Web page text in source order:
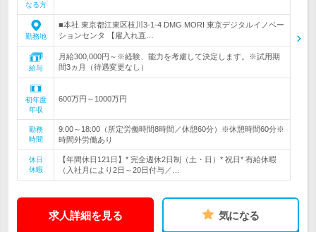
なる方
勤務地
■本社 東京都江東区枝川3-1-4 DMG MORI 東京デジタルイノベー
ションセンタ 【雇入れ直…
給与
月給300,000円～※経験、能力を考慮して決定します。※試用期
間3ヵ月（待遇変更なし）
初年度
年収
600万円～1000万円
勤務
時間
9:00～18:00（所定労働時間8時間／休憩60分）※休憩時間60分※
時間外労働あり
休日
休暇
【年間休日121日】* 完全週休2日制（土・日）* 祝日* 有給休暇
（入社月により2日～20日付与／…
求人詳細を見る 気になる